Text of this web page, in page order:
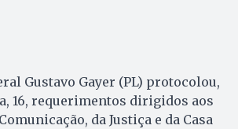
Gustavo Gayer (PL) protocolou,
16, requerimentos dirigidos aos
da Justiça e da Casa